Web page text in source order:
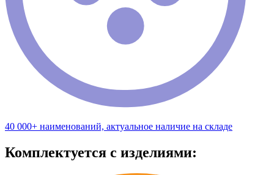
40 000+ наименований, актуальное наличие на складе
Комплектуется с изделиями: